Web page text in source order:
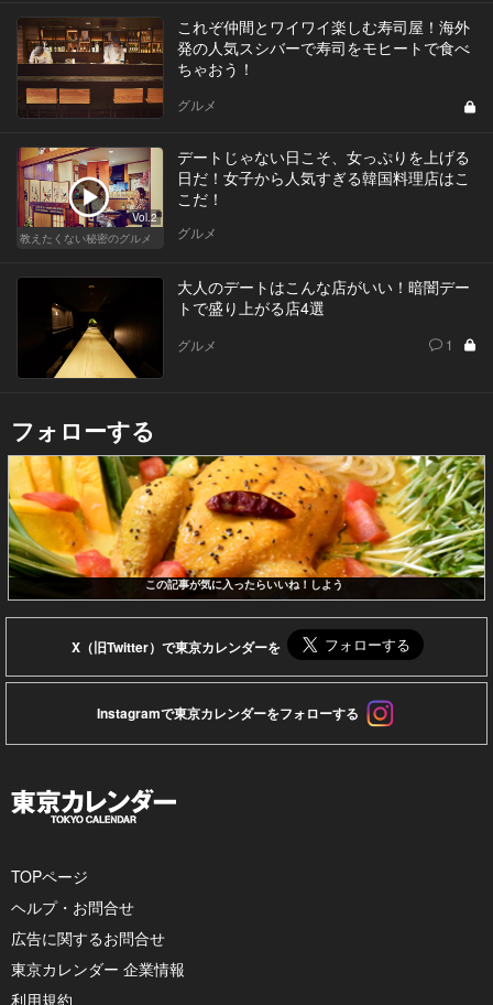
これぞ仲間とワイワイ楽しむ寿司屋！海外
発の人気スシバーで寿司をモヒートで食べ
ちゃおう！
グルメ
Vol.2
教えたくない秘密のグルメ
デートじゃない日こそ、女っぷりを上げる
日だ！女子から人気すぎる韓国料理店はこ
こだ！
グルメ
大人のデートはこんな店がいい！暗闇デー
トで盛り上がる店4選
グルメ 1
フォローする
この記事が気に入ったらいいね！しよう
X（旧Twitter）で東京カレンダーを
Instagramで東京カレンダーをフォローする
TOPページ
ヘルプ・お問合せ
広告に関するお問合せ
東京カレンダー 企業情報
利用規約